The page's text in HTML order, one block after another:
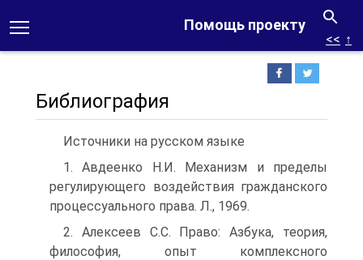
Помощь проекту
<< ↑
Библиография
Источники на русском языке
1. Авдеенко Н.И. Механизм и пределы
регулирующего воздействия гражданского
процессуального права. Л., 1969.
2. Алексеев С.С. Право: Азбука, теория,
философия, опыт комплексного